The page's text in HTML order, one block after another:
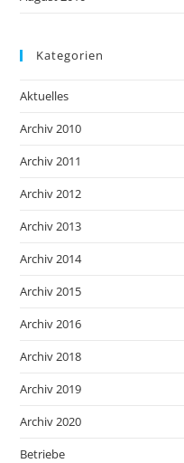
Kategorien
Aktuelles
Archiv 2010
Archiv 2011
Archiv 2012
Archiv 2013
Archiv 2014
Archiv 2015
Archiv 2016
Archiv 2018
Archiv 2019
Archiv 2020
Betriebe